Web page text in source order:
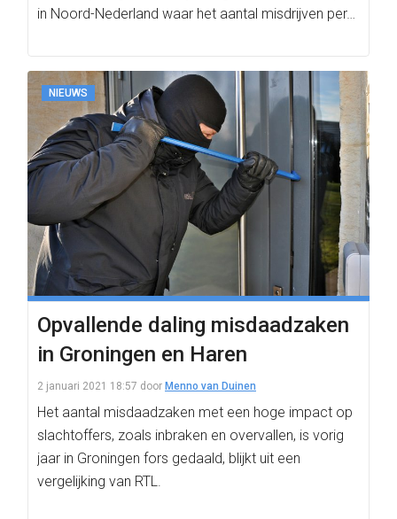
in Noord-Nederland waar het aantal misdrijven per…
NIEUWS
Opvallende daling misdaadzaken
in Groningen en Haren
2 januari 2021 18:57 door Menno van Duinen
Het aantal misdaadzaken met een hoge impact op
slachtoffers, zoals inbraken en overvallen, is vorig
jaar in Groningen fors gedaald, blijkt uit een
vergelijking van RTL.